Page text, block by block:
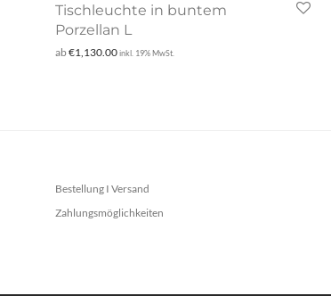
Tischleuchte in buntem
Porzellan L
ab€1,130.00inkl. 19% MwSt.
Bestellung I Versand
Zahlungsmöglichkeiten